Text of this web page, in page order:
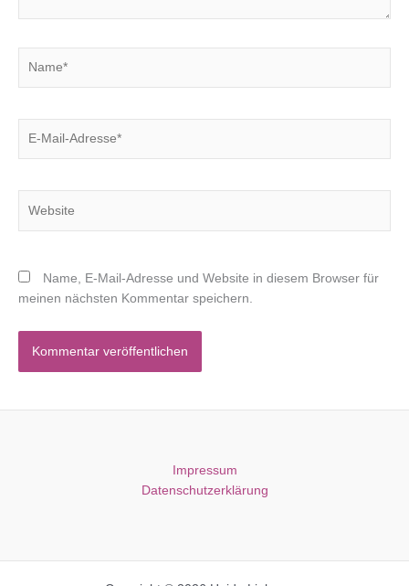
Name, E-Mail-Adresse und Website in diesem Browser für
meinen nächsten Kommentar speichern.
Impressum
Datenschutzerklärung